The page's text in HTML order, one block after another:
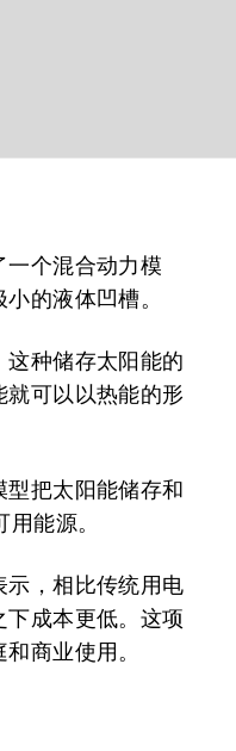
一个混合动力模
的液体凹槽。
种储存太阳能的
就可以以热能的形
把太阳能储存和
能源。
示，相比传统用电
成本更低。这项
商业使用。